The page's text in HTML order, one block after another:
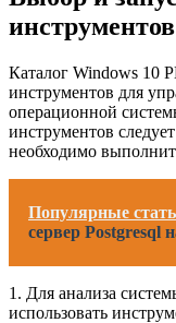
инструментов
Каталог Windows 10
инструментов для
операционной
инструментов
необходимо
Популярные
сервер Postgresql
1. Для анализа
использовать